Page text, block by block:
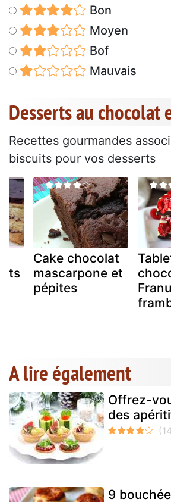
Bon
Moyen
Bof
Mauvais
Desserts au chocolat
Recettes gourmandes
biscuits pour vos desserts
Cake chocolat
mascarpone et
pépites
A lire également
Offrez-
des
9